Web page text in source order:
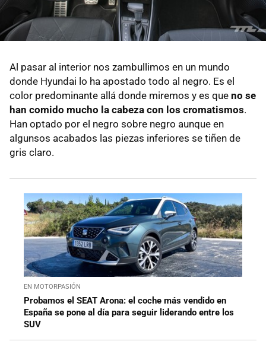
Al pasar al interior nos zambullimos en un mundo
donde Hyundai lo ha apostado todo al negro. Es el
color predominante allá donde miremos y es que no se
han comido mucho la cabeza con los cromatismos.
Han optado por el negro sobre negro aunque en
algunsos acabados las piezas inferiores se tiñen de
gris claro.
EN MOTORPASIÓN
Probamos el SEAT Arona: el coche más vendido en
España se pone al día para seguir liderando entre los
SUV